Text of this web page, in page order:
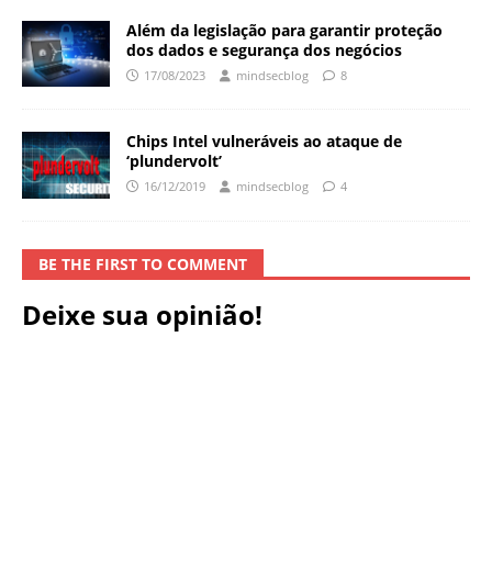
Além da legislação para garantir proteção
dos dados e segurança dos negócios
17/08/2023 mindsecblog 8
Chips Intel vulneráveis ​​ao ataque de
‘plundervolt’
16/12/2019 mindsecblog 4
BE THE FIRST TO COMMENT
Deixe sua opinião!